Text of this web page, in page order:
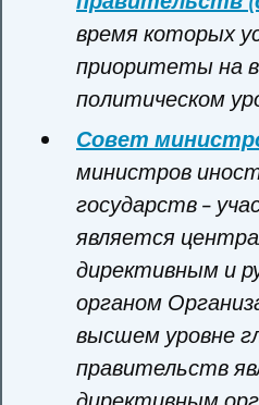
время которых
приоритеты на
политическом
Совет
министров
государств –
является
директивным и
органом
высшем уровне
правительств